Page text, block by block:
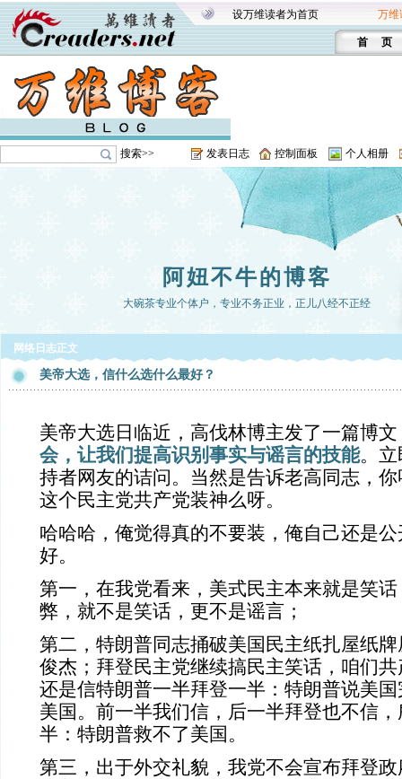
设万维读者为首页 万维
首 页
搜索>> 发表日志 控制面板 个人相册
阿妞不牛的博客
大碗茶专业个体户，专业不务正业，正儿八经不正经
网络日志正文
美帝大选，信什么选什么最好？
美帝大选日临近，高伐林博主发了一篇博文
会，让我们提高识别事实与谣言的技能。立
持者网友的诘问。当然是告诉老高同志，
这个民主党共产党装神么呀。
哈哈哈，俺觉得真的不要装，俺自己还是
好。
第一，在我党看来，美式民主本来就是笑
弊，就不是笑话，更不是谣言；
第二，特朗普同志捅破美国民主纸扎屋纸
俊杰；拜登民主党继续搞民主笑话，咱们
还是信特朗普一半拜登一半：特朗普说美
美国。前一半我们信，后一半拜登也不信
半：特朗普救不了美国。
第三， 出于外交礼貌，我党不会宣布拜登